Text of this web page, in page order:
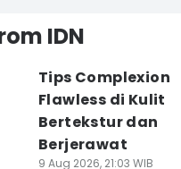
IDN
Tips Complexion
Flawless di Kulit
Bertekstur dan
Berjerawat
9 Aug 2026, 21:03 WIB